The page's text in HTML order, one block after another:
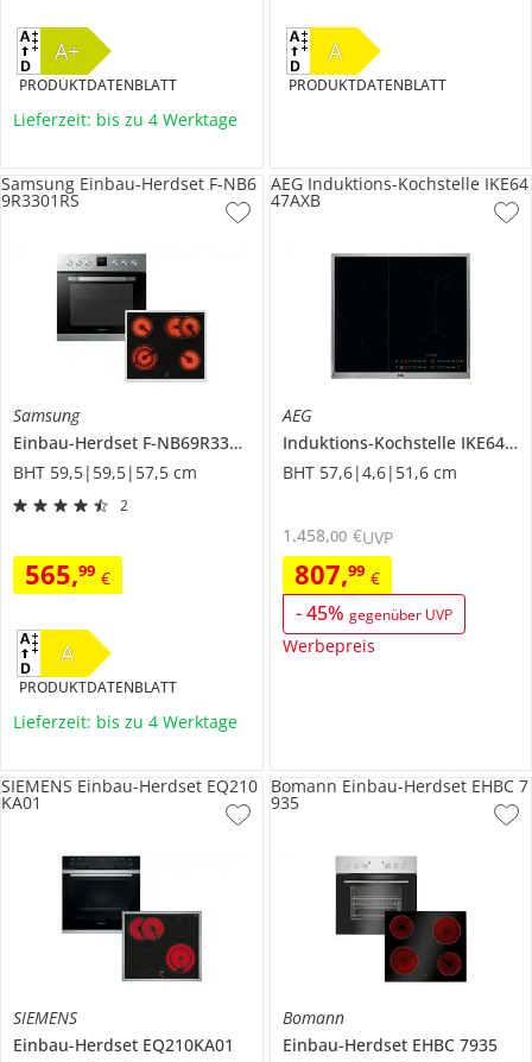
A+
PRODUKTDATENBLATT
Lieferzeit: bis zu 4 Werktage
A
PRODUKTDATENBLATT
Samsung
Einbau-Herdset F-NB69R3301RS
BHT 59,5|59,5|57,5 cm
2
565,99 €
Samsung Einbau-Herdset F-NB6
9R3301RS
A
PRODUKTDATENBLATT
Lieferzeit: bis zu 4 Werktage
AEG
Induktions-Kochstelle IKE6447AXB
BHT 57,6|4,6|51,6 cm
807,99 €
-45% gegenüber UVP
Werbepreis
1.458,00 €UVP
AEG Induktions-Kochstelle IKE64
47AXB
SIEMENS
Einbau-Herdset EQ210KA01
SIEMENS Einbau-Herdset EQ210
KA01
Bomann
Einbau-Herdset EHBC 7935
Bomann Einbau-Herdset EHBC 7
935